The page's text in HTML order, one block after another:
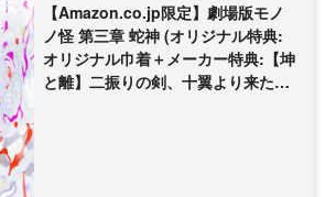
【Amazon.co.jp限定】劇場版モノ
ノ怪 第三章 蛇神 (オリジナル特典:
オリジナル巾着＋メーカー特典:【坤
と離】二振りの剣、十翼より来た